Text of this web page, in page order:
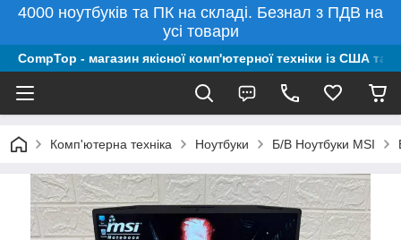
4000 ноутбуків та ПК на складі. Безнал з ПДВ на
усі товари
CompTop - магазин якісної комп'ютерної техніки із США та
Комп'ютерна техніка Ноутбуки Б/В Ноутбуки MSI